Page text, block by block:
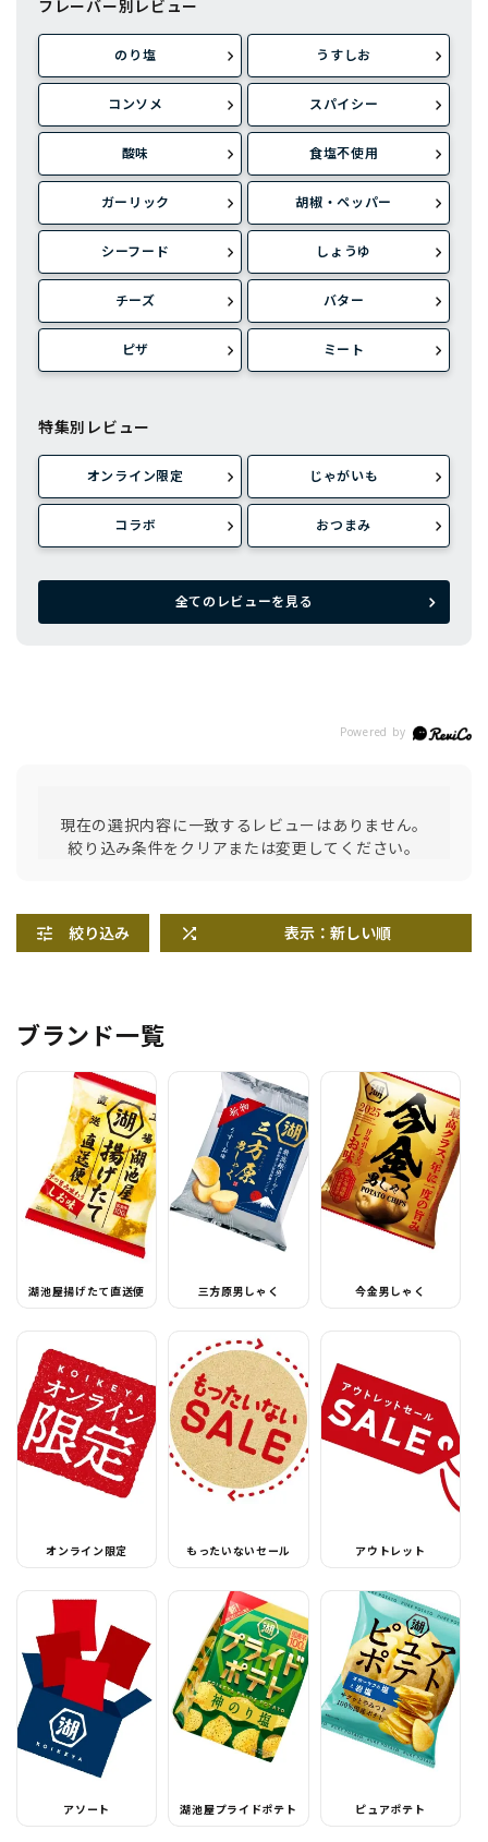
フレーバー別レビュー
のり塩 うすしお
コンソメ スパイシー
酸味 食塩不使用
ガーリック 胡椒・ペッパー
シーフード しょうゆ
チーズ バター
ピザ ミート
特集別レビュー
オンライン限定 じゃがいも
コラボ おつまみ
全てのレビューを見る
現在の選択内容に一致するレビューはありません。
絞り込み条件をクリアまたは変更してください。
絞り込み 表示：新しい順
ブランド一覧
湖池屋揚げたて直送便 三方原男しゃく 今金男しゃく
オンライン限定 もったいないセール アウトレット
アソート 湖池屋プライドポテト ピュアポテト